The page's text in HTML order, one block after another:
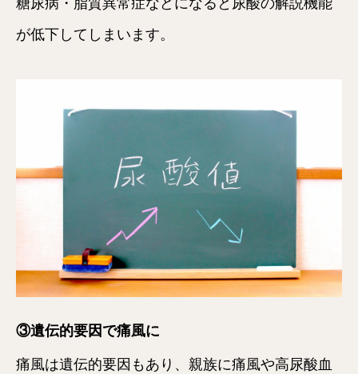
が低下してしまいます。
③遺伝的要因で痛風に
痛風は遺伝的要因もあり、親族に痛風や高尿酸血